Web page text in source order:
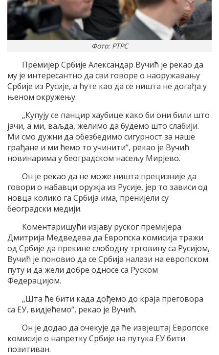
Фото: РТРС
Премијер Србије Александар Вучић је рекао да
му је интересантно да сви говоре о наоружавању
Србије из Русије, а ћуте као да се ништа не догађа у
њеном окружењу.
„Купују се панцир хаубице како би они били што
јачи, а ми, ваљда, желимо да будемо што слабији.
Ми смо дужни да обезбедимо сигурност за наше
грађане и ми ћемо то учинити“, рекао је Вучић
новинарима у београдском насељу Мирјево.
Он је рекао да не може ништа прецизније да
говори о набавци оружја из Русије, јер то зависи од
новца колико га Србија има, пренијели су
београдски медији.
Коментаришући изјаву руског премијера
Дмитрија Медведева да Европска комисија тражи
од Србије да прекине слободну трговину са Русијом,
Вучић је поновио да се Србија налази на европском
путу и да жели добре односе са Руском
Федерацијом.
„Шта ће бити када дођемо до краја преговора
са ЕУ, видјећемо“, рекао је Вучић.
Он је додао да очекује да ће извјештај Европске
комисије о напретку Србије на путука ЕУ бити
позитиван.